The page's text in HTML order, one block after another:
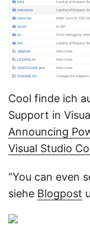
Cool finde ich
Support in
Announcing
Visual Studio
“You can even
siehe Blogpost